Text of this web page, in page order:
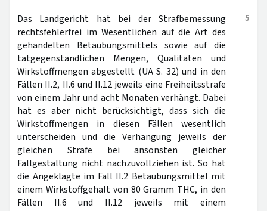
5
Das Landgericht hat bei der Strafbemessung
rechtsfehlerfrei im Wesentlichen auf die Art des
gehandelten Betäubungsmittels sowie auf die
tatgegenständlichen Mengen, Qualitäten und
Wirkstoffmengen abgestellt (UA S. 32) und in den
Fällen II.2, II.6 und II.12 jeweils eine Freiheitsstrafe
von einem Jahr und acht Monaten verhängt. Dabei
hat es aber nicht berücksichtigt, dass sich die
Wirkstoffmengen in diesen Fällen wesentlich
unterscheiden und die Verhängung jeweils der
gleichen Strafe bei ansonsten gleicher
Fallgestaltung nicht nachzuvollziehen ist. So hat
die Angeklagte im Fall II.2 Betäubungsmittel mit
einem Wirkstoffgehalt von 80 Gramm THC, in den
Fällen II.6 und II.12 jeweils mit einem